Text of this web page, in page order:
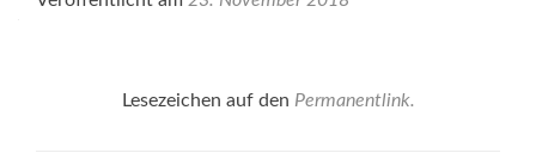
Lesezeichen auf den Permanentlink.